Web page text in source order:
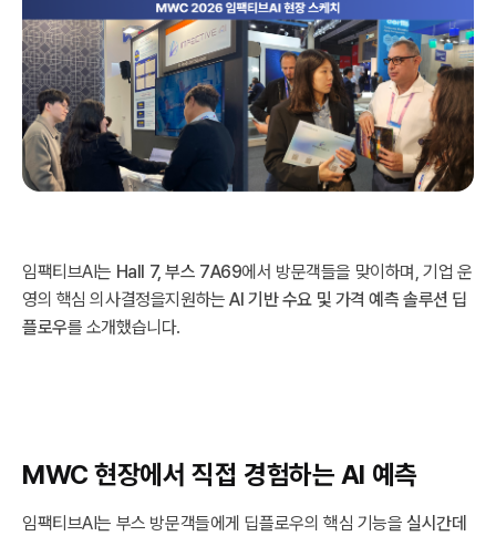
임팩티브AI는 Hall 7, 부스 7A69에서 방문객들을 맞이하며, 기업 운
영의 핵심 의사결정을지원하는AI 기반 수요 및 가격 예측 솔루션 딥
플로우를 소개했습니다.
MWC 현장에서 직접 경험하는 AI 예측
임팩티브AI는 부스 방문객들에게 딥플로우의 핵심 기능을 실시간데